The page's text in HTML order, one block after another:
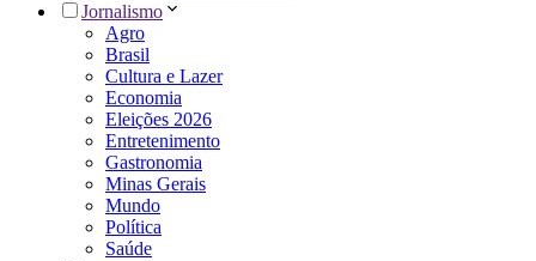
Jornalismo
Agro
Brasil
Cultura e Lazer
Economia
Eleições 2026
Entretenimento
Gastronomia
Minas Gerais
Mundo
Política
Saúde